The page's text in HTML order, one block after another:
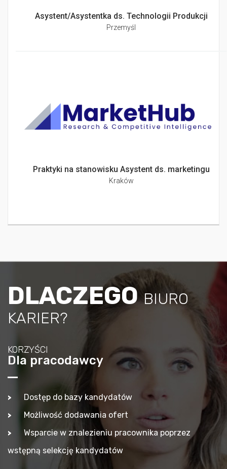
Asystent/Asystentka ds. Technologii Produkcji
Przemyśl
Praktyki na stanowisku Asystent ds. marketingu
Kraków
DLACZEGOBIURO
KARIER?
KORZYŚCI
Dla pracodawcy
Dostęp do bazy kandydatów
Możliwość dodawania ofert
Wsparcie w znalezieniu pracownika poprzez
wstępną selekcję kandydatów